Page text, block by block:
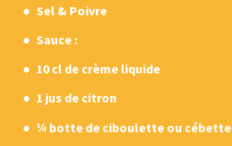
Sel & Poivre
Sauce :
10 cl de crème liquide
1 jus de citron
¼ botte de ciboulette ou cébette